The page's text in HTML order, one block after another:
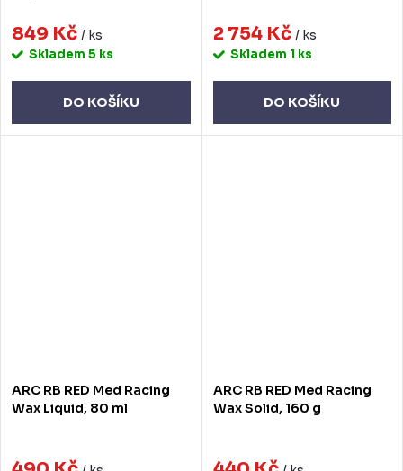
849 Kč / ks
Skladem 5 ks
DO KOŠÍKU
2 754 Kč / ks
Skladem 1 ks
DO KOŠÍKU
ARC RB RED Med Racing
Wax Liquid, 80 ml
ARC RB RED Med Racing
Wax Solid, 160 g